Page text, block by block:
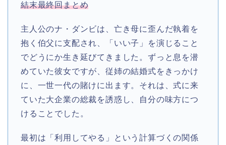
結末最終回まとめ
主人公のナ・ダンビは、亡き母に歪んだ執着を
抱く伯父に支配され、「いい子」を演じること
でどうにか生き延びてきました。ずっと息を潜
めていた彼女ですが、従姉の結婚式をきっかけ
に、一世一代の賭けに出ます。それは、式に来
ていた大企業の総裁を誘惑し、自分の味方につ
けることでした。
最初は「利用してやる」という計算づくの関係